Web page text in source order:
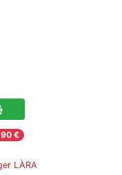
€
LÀRA